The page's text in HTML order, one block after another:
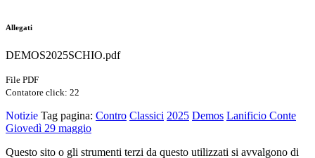
Allegati
DEMOS2025SCHIO.pdf
File PDF
Contatore click: 22
Notizie Tag pagina: Contro Classici 2025 Demos Lanificio Conte
Giovedì 29 maggio
Questo sito o gli strumenti terzi da questo utilizzati si avvalgono di